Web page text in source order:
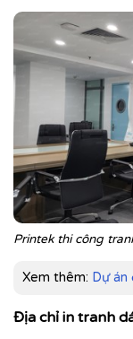
Printek thi công
Xem thêm: Dự án
Địa chỉ in tranh